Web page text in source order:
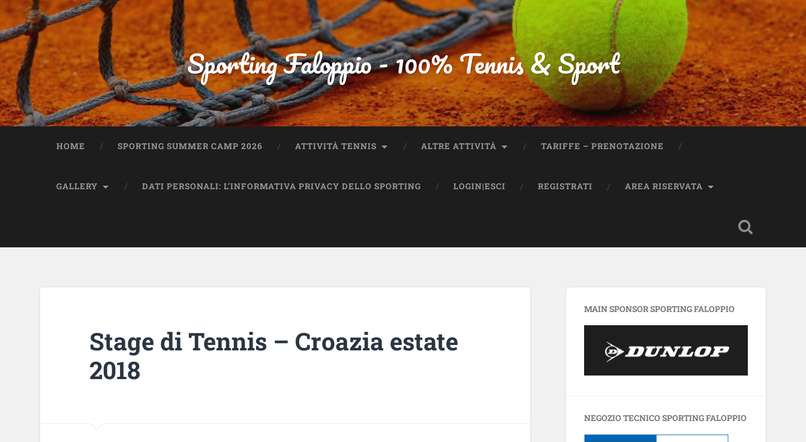
Sporting Faloppio - 100% Tennis & Sport
HOME SPORTING SUMMER CAMP 2026 ATTIVITÀ TENNIS ALTRE ATTIVITÀ TARIFFE – PRENOTAZIONE
GALLERY DATI PERSONALI: L’INFORMATIVA PRIVACY DELLO SPORTING LOGIN|ESCI REGISTRATI AREA RISERVATA
Stage di Tennis – Croazia estate
2018
MAIN SPONSOR SPORTING FALOPPIO
NEGOZIO TECNICO SPORTING FALOPPIO